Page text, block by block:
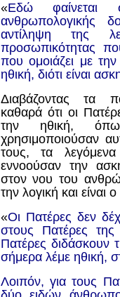
«Εδώ
ανθρωπολογικής
αντίληψη της
προσωπικότητας
που ομοιάζει με
ηθική, διότι είναι
Διαβάζοντας τα
καθαρά ότι οι
την ηθική,
χρησιμοποιούσαν
τους, τα λεγόμενα
εννοούσαν την
στον νου του
την λογική και
«Οι Πατέρες δεν
στους Πατέρες
Πατέρες διδάσκουν
σήμερα λέμε ηθική,
Λοιπόν, για τους